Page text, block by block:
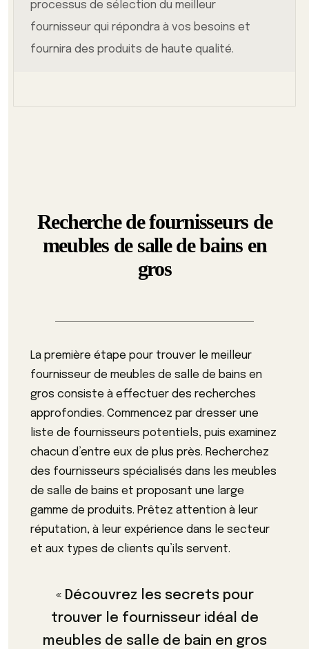
processus de sélection du meilleur
fournisseur qui répondra à vos besoins et
fournira des produits de haute qualité.
Recherche de fournisseurs de
meubles de salle de bains en
gros
La première étape pour trouver le meilleur
fournisseur de meubles de salle de bains en
gros consiste à effectuer des recherches
approfondies. Commencez par dresser une
liste de fournisseurs potentiels, puis examinez
chacun d’entre eux de plus près. Recherchez
des fournisseurs spécialisés dans les meubles
de salle de bains et proposant une large
gamme de produits. Prêtez attention à leur
réputation, à leur expérience dans le secteur
et aux types de clients qu’ils servent.
« Découvrez les secrets pour
trouver le fournisseur idéal de
meubles de salle de bain en gros